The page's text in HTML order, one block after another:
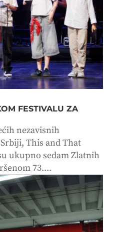
FESTIVALU ZA
nezavisnih
This and That
ukupno sedam Zlatnih
73....